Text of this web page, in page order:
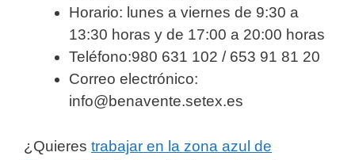
Horario: lunes a viernes de 9:30 a
13:30 horas y de 17:00 a 20:00 horas
Teléfono:980 631 102 / 653 91 81 20
Correo electrónico:
info@benavente.setex.es
¿Quieres trabajar en la zona azul de